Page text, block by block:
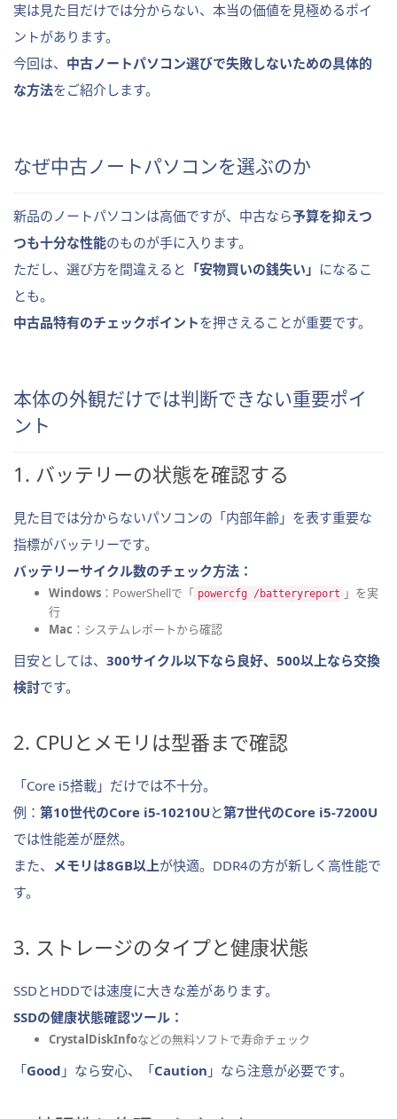
実は見た目だけでは分からない、本当の価値を見極めるポイ
ントがあります。
今回は、 中古ノートパソコン選びで失敗しないための具体的
な方法をご紹介します。
なぜ中古ノートパソコンを選ぶのか
新品のノートパソコンは高価ですが、中古なら予算を抑えつ
つも十分な性能のものが手に入ります。
ただし、選び方を間違えると 「安物買いの銭失い」 になるこ
とも。
中古品特有のチェックポイントを押さえることが重要です。
本体の外観だけでは判断できない重要ポイ
ント
1. バッテリーの状態を確認する
見た目では分からないパソコンの「内部年齢」を表す重要な
指標がバッテリーです。
バッテリーサイクル数のチェック方法：
Windows ：PowerShellで「 powercfg /batteryreport 」を実
行
Mac ：システムレポートから確認
目安としては、 300サイクル以下なら良好、500以上なら交換
検討です。
2. CPUとメモリは型番まで確認
「Core i5搭載」だけでは不十分。
例： 第10世代のCore i5-10210U と第7世代のCore i5-7200U
では性能差が歴然。
また、 メモリは8GB以上が快適。DDR4の方が新しく高性能で
す。
3. ストレージのタイプと健康状態
SSDとHDDでは速度に大きな差があります。
SSDの健康状態確認ツール：
CrystalDiskInfoなどの無料ソフトで寿命チェック
「Good 」なら安心、「Caution 」なら注意が必要です。